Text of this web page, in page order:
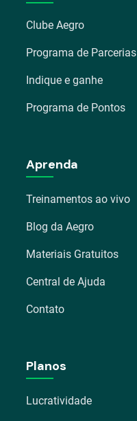
Clube Aegro
Programa de Parcerias
Indique e ganhe
Programa de Pontos
Aprenda
Treinamentos ao vivo
Blog da Aegro
Materiais Gratuitos
Central de Ajuda
Contato
Planos
Lucratividade